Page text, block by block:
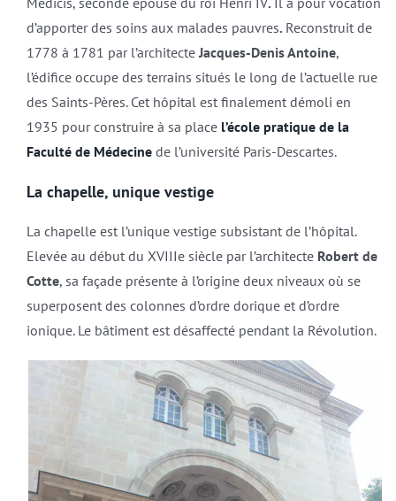
d’apporter des soins aux malades pauvres. Reconstruit de
1778 à 1781 par l’architecte Jacques-Denis Antoine,
l’édifice occupe des terrains situés le long de l’actuelle rue
des Saints-Pères. Cet hôpital est finalement démoli en
1935 pour construire à sa place l’école pratique de la
Faculté de Médecinede l’université Paris-Descartes.
La chapelle, unique vestige
La chapelle est l’unique vestige subsistant de l’hôpital.
Elevée au début du XVIIIe siècle par l’architecte Robert de
Cotte, sa façade présente à l’origine deux niveaux où se
superposent des colonnes d’ordre dorique et d’ordre
ionique. Le bâtiment est désaffecté pendant la Révolution.